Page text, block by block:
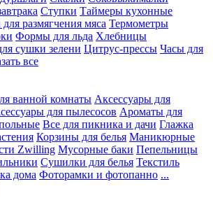
Ступки Таймеры кухонные
размягчения мяса Термометры
Формы для льда Хлебницы
сушки зелени Цитрус-прессы Часы для
все
ванной комнаты Аксессуары для
для пылесосов Ароматы для
Все для пикника и дачи Глажка
Корзины для белья Маникюрные
Zwilling Мусорные баки Пепельницы
Сушилки для белья Текстиль
дома Фоторамки и фотопанно ...